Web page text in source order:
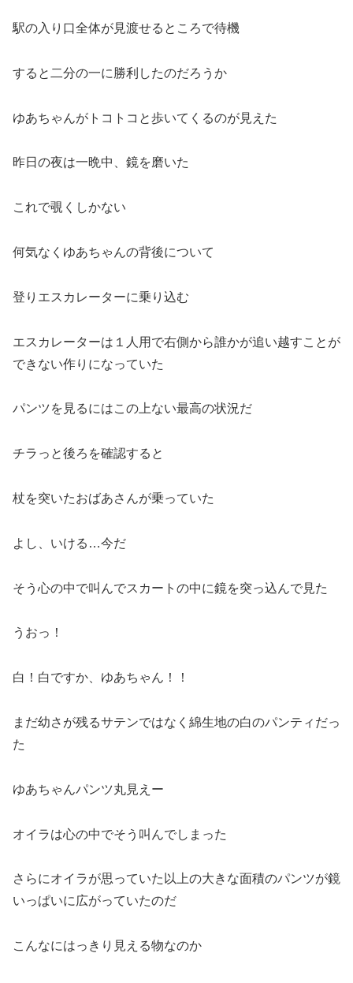
駅の入り口全体が見渡せるところで待機
すると二分の一に勝利したのだろうか
ゆあちゃんがトコトコと歩いてくるのが見えた
昨日の夜は一晩中、鏡を磨いた
これで覗くしかない
何気なくゆあちゃんの背後について
登りエスカレーターに乗り込む
エスカレーターは１人用で右側から誰かが追い越すことが
できない作りになっていた
パンツを見るにはこの上ない最高の状況だ
チラっと後ろを確認すると
杖を突いたおばあさんが乗っていた
よし、いける…今だ
そう心の中で叫んでスカートの中に鏡を突っ込んで見た
うおっ！
白！白ですか、ゆあちゃん！！
まだ幼さが残るサテンではなく綿生地の白のパンティだっ
た
ゆあちゃんパンツ丸見えー
オイラは心の中でそう叫んでしまった
さらにオイラが思っていた以上の大きな面積のパンツが鏡
いっぱいに広がっていたのだ
こんなにはっきり見える物なのか